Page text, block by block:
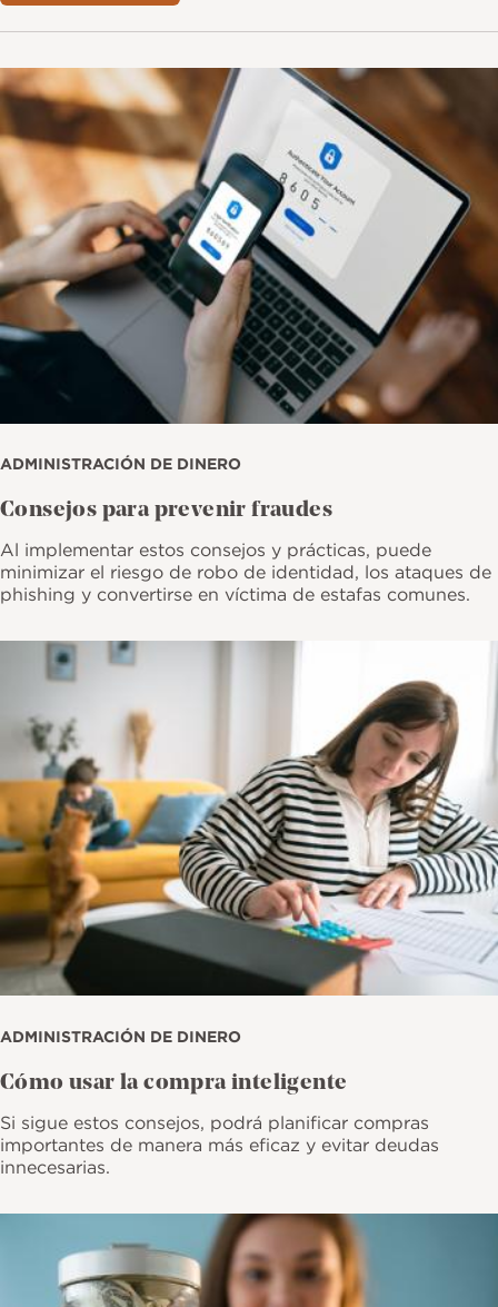
Imagen
ADMINISTRACIÓN DE DINERO
Consejos para prevenir fraudes
Al implementar estos consejos y prácticas, puede
minimizar el riesgo de robo de identidad, los ataques de
phishing y convertirse en víctima de estafas comunes.
Imagen
ADMINISTRACIÓN DE DINERO
Cómo usar la compra inteligente
Si sigue estos consejos, podrá planificar compras
importantes de manera más eficaz y evitar deudas
innecesarias.